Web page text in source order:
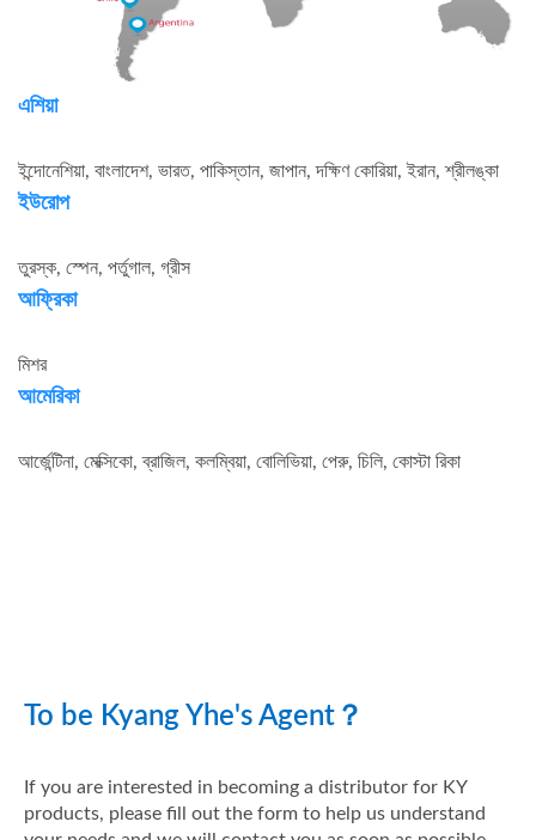
এশিয়া
ইন্দোনেশিয়া, বাংলাদেশ, ভারত, পাকিস্তান, জাপান, দক্ষিণ কোরিয়া, ইরান, শ্রীলঙ্কা
ইউরোপ
তুরস্ক, স্পেন, পর্তুগাল, গ্রীস
আফ্রিকা
মিশর
আমেরিকা
আর্জেন্টিনা, মেক্সিকো, ব্রাজিল, কলম্বিয়া, বোলিভিয়া, পেরু, চিলি, কোস্টা রিকা